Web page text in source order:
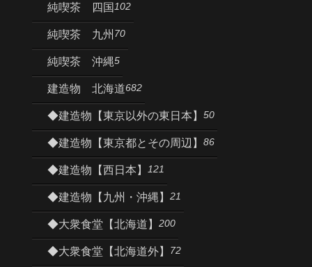
純喫茶 四国102
純喫茶 九州 70
純喫茶 沖縄5
建造物 北海道682
◆建造物【東京以外の東日本】 50
◆建造物【東京都とその周辺】 86
◆建造物【西日本】 121
◆建造物【九州・沖縄】 21
◆大衆食堂【北海道】 200
◆大衆食堂【北海道外】 72